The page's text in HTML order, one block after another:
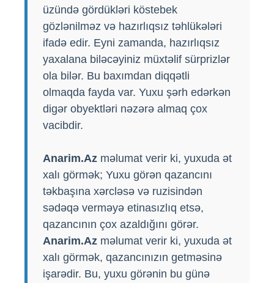
üzündə gördükləri köstebek
gözlənilməz və hazırlıqsız təhlükələri
ifadə edir. Eyni zamanda, hazırlıqsız
yaxalana biləcəyiniz müxtəlif sürprizlər
ola bilər. Bu baxımdan diqqətli
olmaqda fayda var. Yuxu şərh edərkən
digər obyektləri nəzərə almaq çox
vacibdir.
Anarim.Az məlumat verir ki, yuxuda ət
xalı görmək; Yuxu görən qazancını
təkbaşına xərcləsə və ruzisindən
sədəqə verməyə etinasızlıq etsə,
qazancının çox azaldığını görər.
Anarim.Az məlumat verir ki, yuxuda ət
xalı görmək, qazancınızın getməsinə
işarədir. Bu, yuxu görənin bu günə